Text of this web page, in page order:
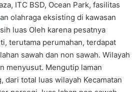
ITC BSD, Ocean Park, fasilitas
olahraga eksisting di kawasan
luas Oleh karena pesatnya
terutama perumahan, terdapat
sawah dan non sawah. Wilayah
menyusut. Mengutip laman
dari total luas wilayah Kecamatan